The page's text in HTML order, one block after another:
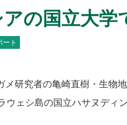
の国立大学
ート
研究者の亀崎直樹・生物
ェシ島の国立ハサヌディ